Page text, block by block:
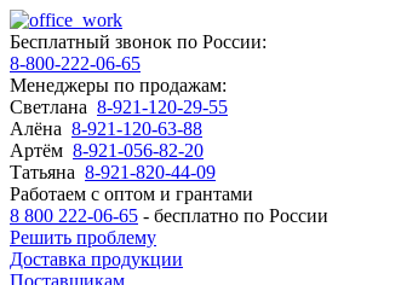
Бесплатный звонок по России:
8-800-222-06-65
Менеджеры по продажам:
Светлана 8-921-120-29-55
Алёна 8-921-120-63-88
Артём 8-921-056-82-20
Татьяна 8-921-820-44-09
Работаем с оптом и грантами
8 800 222-06-65 - бесплатно по России
Решить проблему
Доставка продукции
Поставщикам